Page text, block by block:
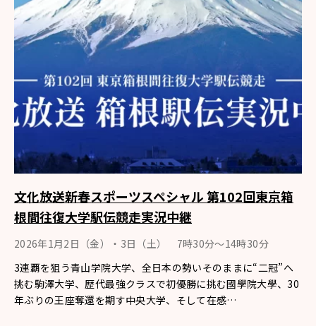
文化放送新春スポーツスペシャル 第102回東京箱
根間往復大学駅伝競走実況中継
2026年1月2日（金）・3日（土） 7時30分～14時30分
3連覇を狙う青山学院大学、全日本の勢いそのままに“二冠”へ
挑む駒澤大学、歴代最強クラスで初優勝に挑む國學院大學、30
年ぶりの王座奪還を期す中央大学、そして在感…